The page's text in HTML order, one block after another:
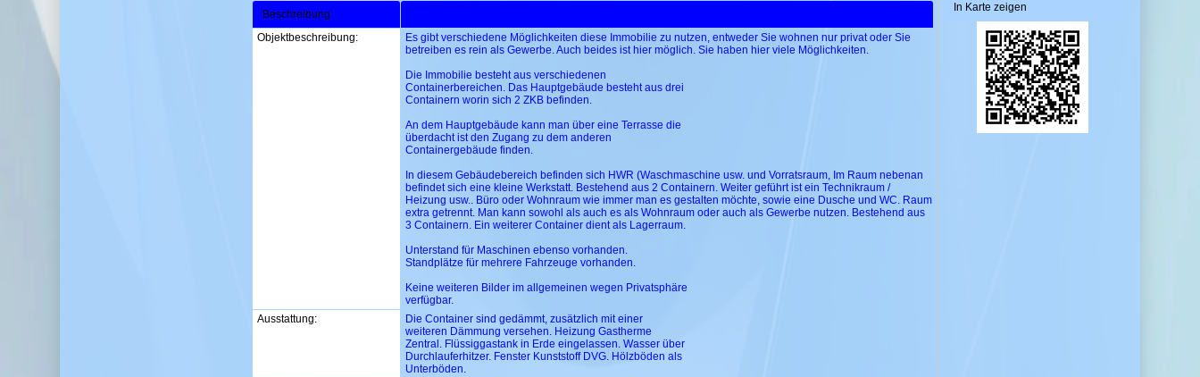
In Karte zeigen
Beschreibung
Objektbeschreibung:
Es gibt verschiedene Möglichkeiten diese Immobilie zu nutzen, entweder Sie wohnen nur privat oder Sie
betreiben es rein als Gewerbe. Auch beides ist hier möglich. Sie haben hier viele Möglichkeiten.
Die Immobilie besteht aus verschiedenen
Containerbereichen. Das Hauptgebäude besteht aus drei
Containern worin sich 2 ZKB befinden.
An dem Hauptgebäude kann man über eine Terrasse die
überdacht ist den Zugang zu dem anderen
Containergebäude finden.
In diesem Gebäudebereich befinden sich HWR (Waschmaschine usw. und Vorratsraum, Im Raum nebenan
befindet sich eine kleine Werkstatt. Bestehend aus 2 Containern. Weiter geführt ist ein Technikraum /
Heizung usw.. Büro oder Wohnraum wie immer man es gestalten möchte, sowie eine Dusche und WC. Raum
extra getrennt. Man kann sowohl als auch es als Wohnraum oder auch als Gewerbe nutzen. Bestehend aus
3 Containern. Ein weiterer Container dient als Lagerraum.
Unterstand für Maschinen ebenso vorhanden.
Standplätze für mehrere Fahrzeuge vorhanden.
Keine weiteren Bilder im allgemeinen wegen Privatsphäre
verfügbar.
Ausstattung:
Die Container sind gedämmt, zusätzlich mit einer
weiteren Dämmung versehen. Heizung Gastherme
Zentral. Flüssiggastank in Erde eingelassen. Wasser über
Durchlauferhitzer. Fenster Kunststoff DVG. Hölzböden als
Unterböden.